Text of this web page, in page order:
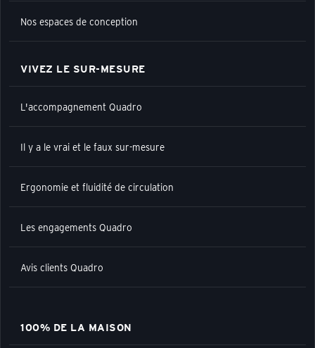
Nos espaces de conception
VIVEZ LE SUR-MESURE
L'accompagnement Quadro
Il y a le vrai et le faux sur-mesure
Ergonomie et fluidité de circulation
Les engagements Quadro
Avis clients Quadro
100% DE LA MAISON